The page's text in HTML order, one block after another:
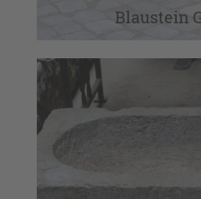
Blaustein